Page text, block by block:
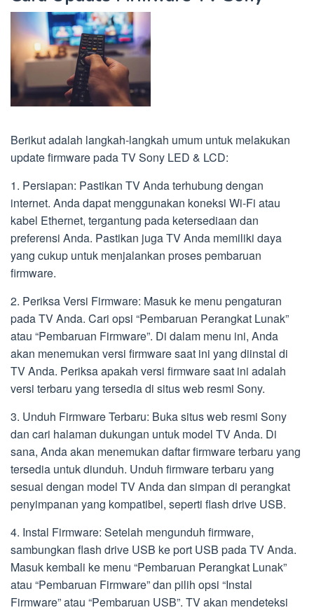
Berikut adalah langkah-langkah umum untuk melakukan
update firmware pada TV Sony LED & LCD:
1. Persiapan: Pastikan TV Anda terhubung dengan
internet. Anda dapat menggunakan koneksi Wi-Fi atau
kabel Ethernet, tergantung pada ketersediaan dan
preferensi Anda. Pastikan juga TV Anda memiliki daya
yang cukup untuk menjalankan proses pembaruan
firmware.
2. Periksa Versi Firmware: Masuk ke menu pengaturan
pada TV Anda. Cari opsi “Pembaruan Perangkat Lunak”
atau “Pembaruan Firmware”. Di dalam menu ini, Anda
akan menemukan versi firmware saat ini yang diinstal di
TV Anda. Periksa apakah versi firmware saat ini adalah
versi terbaru yang tersedia di situs web resmi Sony.
3. Unduh Firmware Terbaru: Buka situs web resmi Sony
dan cari halaman dukungan untuk model TV Anda. Di
sana, Anda akan menemukan daftar firmware terbaru yang
tersedia untuk diunduh. Unduh firmware terbaru yang
sesuai dengan model TV Anda dan simpan di perangkat
penyimpanan yang kompatibel, seperti flash drive USB.
4. Instal Firmware: Setelah mengunduh firmware,
sambungkan flash drive USB ke port USB pada TV Anda.
Masuk kembali ke menu “Pembaruan Perangkat Lunak”
atau “Pembaruan Firmware” dan pilih opsi “Instal
Firmware” atau “Pembaruan USB”. TV akan mendeteksi